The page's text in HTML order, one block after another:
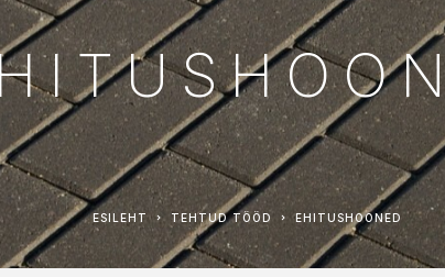
ESILEHT TEHTUD TÖÖD EHITUSHOONED